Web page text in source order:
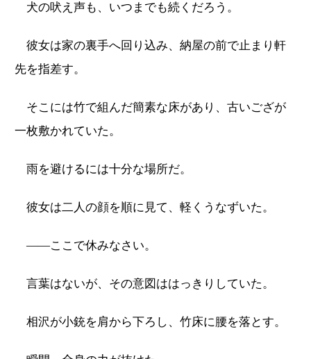
犬の吠え声も、いつまでも続くだろう。
彼女は家の裏手へ回り込み、納屋の前で止まり軒
先を指差す。
そこには竹で組んだ簡素な床があり、古いござが
一枚敷かれていた。
雨を避けるには十分な場所だ。
彼女は二人の顔を順に見て、軽くうなずいた。
――ここで休みなさい。
言葉はないが、その意図ははっきりしていた。
相沢が小銃を肩から下ろし、竹床に腰を落とす。